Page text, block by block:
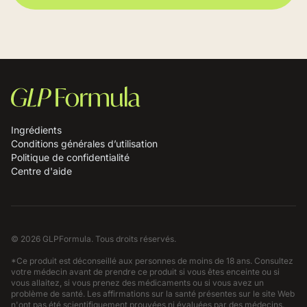
Ingrédients
Conditions générales d’utilisation
Politique de confidentialité
Centre d'aide
© 2026 GLPFormula. Tous droits réservés.
*Ce produit est déconseillé aux personnes de moins de 18 ans. Consultez
votre médecin avant de prendre ce produit si vous êtes enceinte ou si
vous allaitez, si vous prenez des médicaments ou si vous avez un
problème de santé. Les affirmations sur la santé présentes sur le site Web
n'ont pas été scientifiquement prouvées ni évaluées par des médecins.